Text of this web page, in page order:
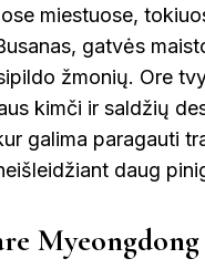
miestuose,
gatvės
žmonių. Ore
kimči ir saldžių
galima paragauti
daug